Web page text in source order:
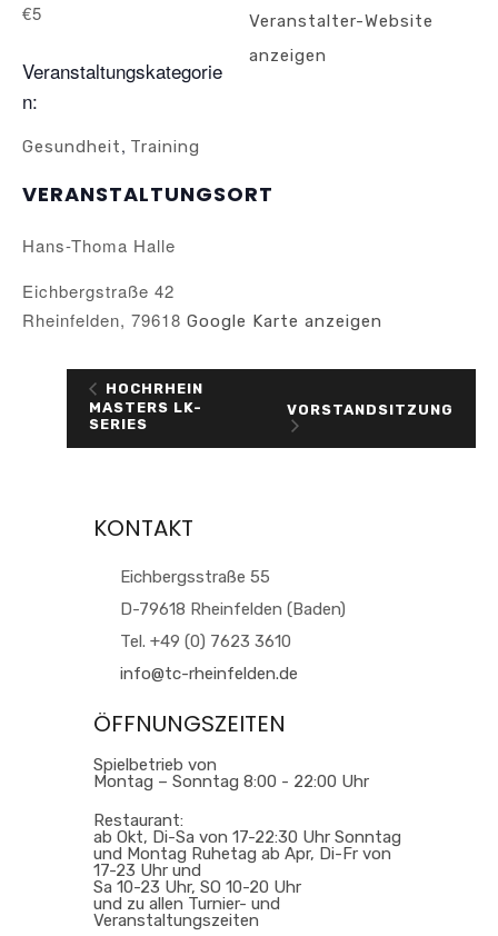
€5
Veranstaltungskategorie
n:
Gesundheit, Training
VERANSTALTUNGSORT
Hans-Thoma Halle
Eichbergstraße 42
Rheinfelden, 79618 Google Karte anzeigen
Veranstalter-Website
anzeigen
HOCHRHEIN
MASTERS LK-
SERIES
VORSTANDSITZUNG
KONTAKT
Eichbergsstraße 55
D-79618 Rheinfelden (Baden)
Tel. +49 (0) 7623 3610
info@tc-rheinfelden.de
ÖFFNUNGSZEITEN
Spielbetrieb von
Montag – Sonntag 8:00 - 22:00 Uhr
Restaurant:
ab Okt, Di-Sa von 17-22:30 Uhr Sonntag
und Montag Ruhetag ab Apr, Di-Fr von
17-23 Uhr und
Sa 10-23 Uhr, SO 10-20 Uhr
und zu allen Turnier- und
Veranstaltungszeiten